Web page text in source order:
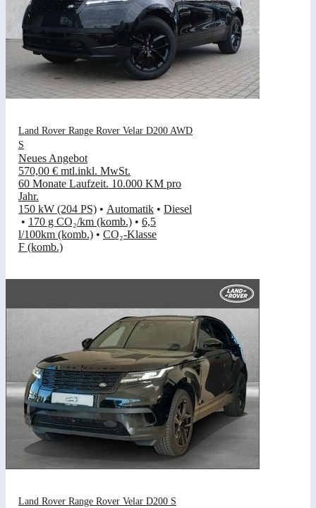
Land Rover Range Rover Velar D200 AWD
S
Neues Angebot
570,00 € mtl.inkl. MwSt.
60 Monate Laufzeit. 10.000 KM pro
Jahr.
150 kW (204 PS) • Automatik • Diesel
• 170 g CO₂/km (komb.) • 6,5
l/100km (komb.) • CO₂-Klasse
F (komb.)
Land Rover Range Rover Velar D200 S